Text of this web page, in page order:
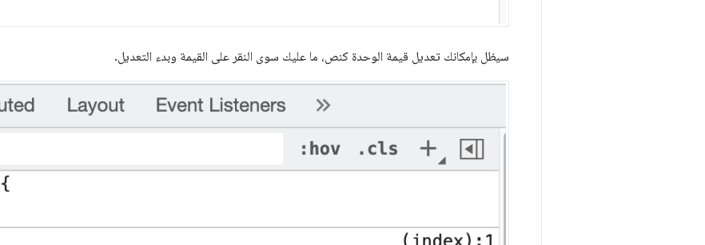
سيظل بإمكانك تعديل قيمة الوحدة كنص، ما عليك سوى النقر على القيمة وبدء التعديل.